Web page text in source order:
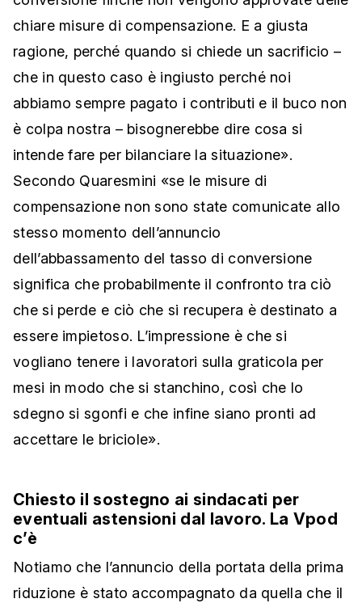
chiare misure di compensazione. E a giusta
ragione, perché quando si chiede un sacrificio –
che in questo caso è ingiusto perché noi
abbiamo sempre pagato i contributi e il buco non
è colpa nostra – bisognerebbe dire cosa si
intende fare per bilanciare la situazione».
Secondo Quaresmini «se le misure di
compensazione non sono state comunicate allo
stesso momento dell’annuncio
dell’abbassamento del tasso di conversione
significa che probabilmente il confronto tra ciò
che si perde e ciò che si recupera è destinato a
essere impietoso. L’impressione è che si
vogliano tenere i lavoratori sulla graticola per
mesi in modo che si stanchino, così che lo
sdegno si sgonfi e che infine siano pronti ad
accettare le briciole».
Chiesto il sostegno ai sindacati per
eventuali astensioni dal lavoro. La Vpod
c’è
Notiamo che l’annuncio della portata della prima
riduzione è stato accompagnato da quella che il